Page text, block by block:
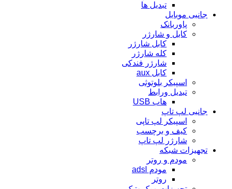
تبدیل ها
جانبی موبایل
پاوربانک
کابل و شارژر
کابل شارژر
کله شارژر
شارژر فندکی
کابل aux
اسپیکر بلوتوثی
تبدیل ورابط
هاب USB
جانبی لپ تاپ
اسپیکر لپ تاپی
کیف و برچسب
شارژر لپ تاپ
تجهیزات شبکه
مودم و روتر
مودم adsl
روتر